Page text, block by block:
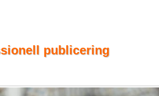
publicering